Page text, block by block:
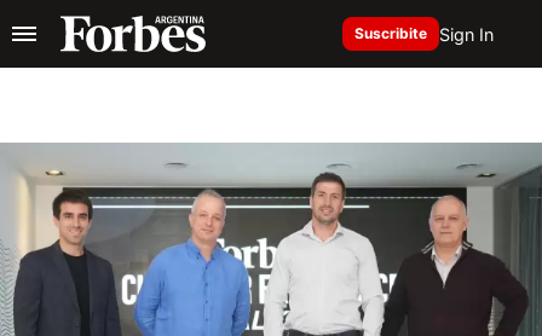
Suscribite Sign In